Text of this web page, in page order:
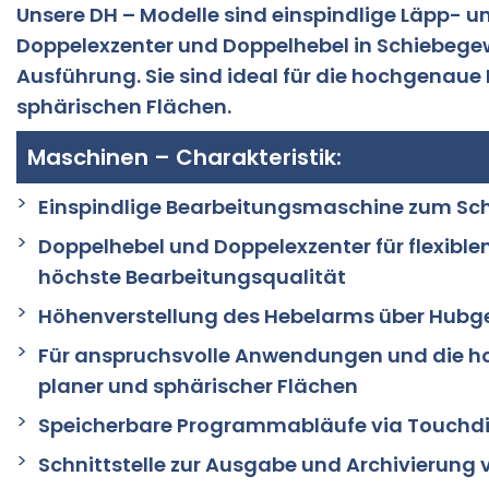
Unsere DH – Modelle sind einspindlige Läpp-
Doppelexzenter und Doppelhebel in
Ausführung. Sie sind ideal für die
sphärischen Flächen.
Maschinen – Charakteristik:
Einspindlige Bearbeitungsmaschine zum
Doppelhebel und Doppelexzenter für
höchste Bearbeitungsqualität
Höhenverstellung des Hebelarms über
Für anspruchsvolle Anwendungen und die
planer und sphärischer Flächen
Speicherbare Programmabläufe via
Schnittstelle zur Ausgabe und Archivierung